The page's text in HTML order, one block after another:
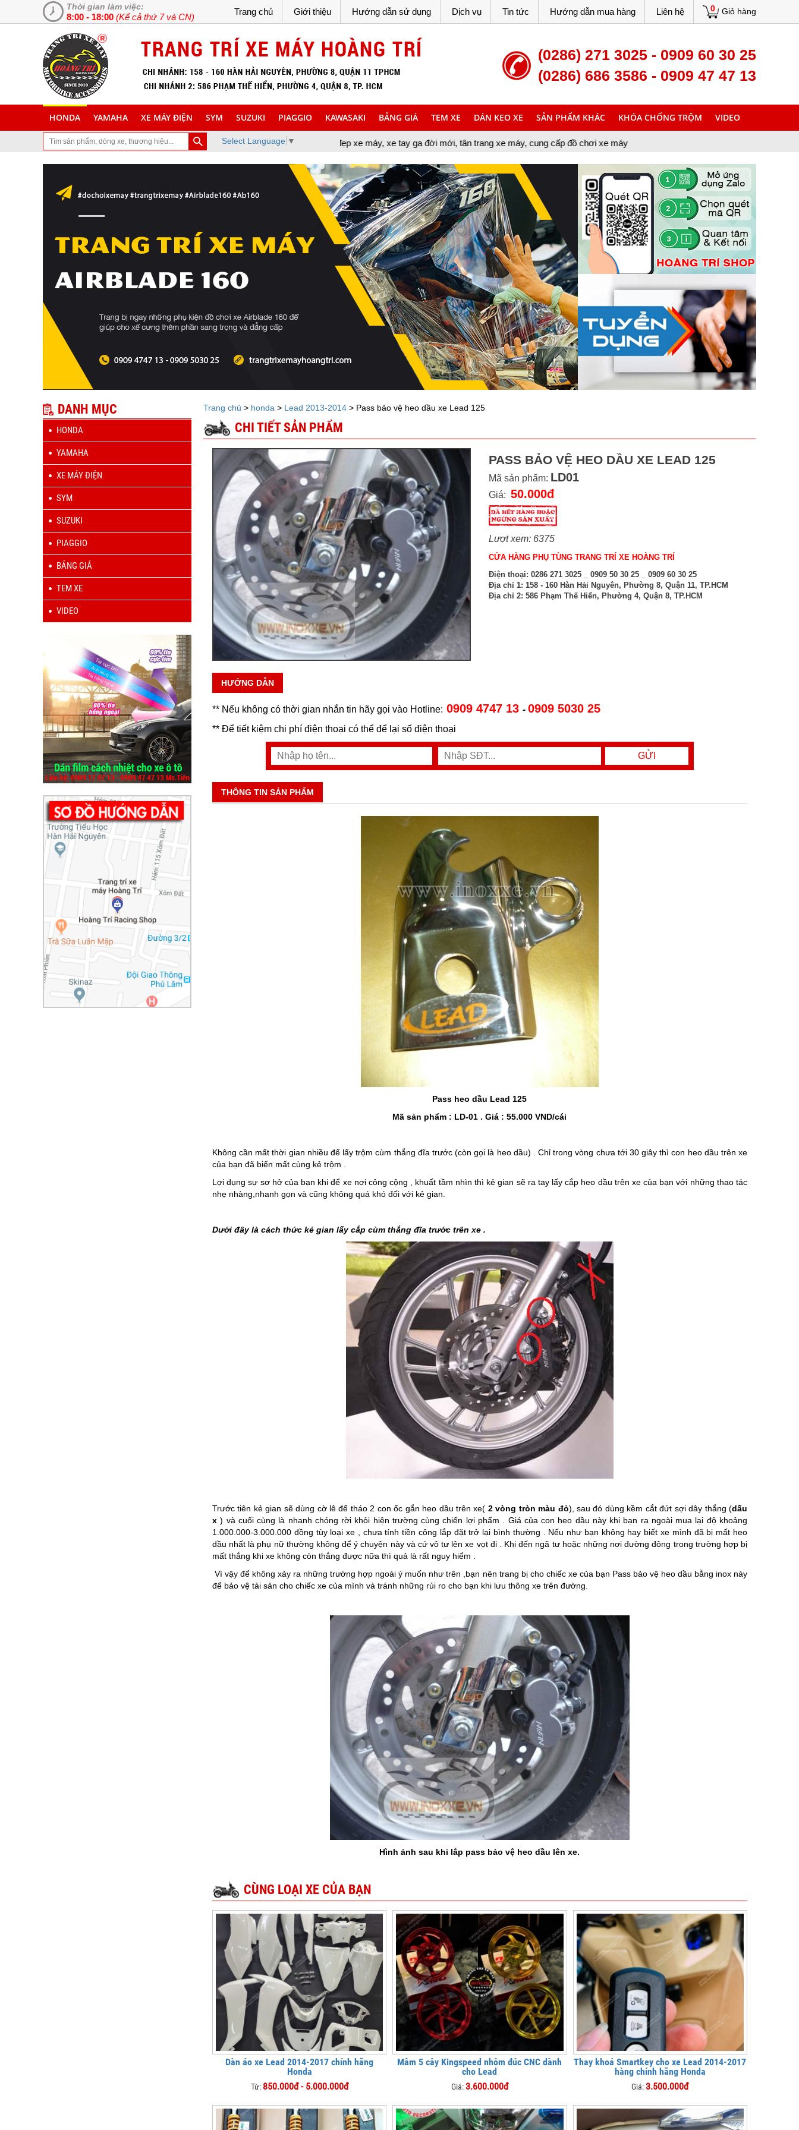
Thời gian làm việc:
8:00 - 18:00 (Kể cả thứ 7 và CN)
0 Giỏ hàng
Trang chủ Giới thiệu Hướng dẫn sử dụng Dịch vụ Tin tức Hướng dẫn mua hàng Liên hệ
(0286) 271 3025 - 0909 60 30 25
(0286) 686 3586 - 0909 47 47 13
HONDA YAMAHA XE MÁY ĐIỆN SYM SUZUKI PIAGGIO KAWASAKI BẢNG GIÁ TEM XE DÁN KEO XE SẢN PHẨM KHÁC KHÓA CHỐNG TRỘM VIDEO
Select Language ▼
trang Web chuyên cung cấp và lắp đặt phụ tùng inox trang trí làm đẹp xe máy, xe tay ga đời mới, tân trang xe máy, cung cấp đồ chơi xe máy
DANH MỤC
HONDA
YAMAHA
XE MÁY ĐIỆN
SYM
SUZUKI
PIAGGIO
BẢNG GIÁ
TEM XE
VIDEO
Trang chủ > honda > Lead 2013-2014> Pass bảo vệ heo dầu xe Lead 125
CHI TIẾT SẢN PHẨM
PASS BẢO VỆ HEO DẦU XE LEAD 125
Mã sản phẩm: LD01
Giá: 50.000đ
Lượt xem: 6375
CỬA HÀNG PHỤ TÙNG TRANG TRÍ XE HOÀNG TRÍ
Điện thoại: 0286 271 3025 _ 0909 50 30 25 _ 0909 60 30 25
Địa chỉ 1: 158 - 160 Hàn Hải Nguyên, Phường 8, Quận 11, TP.HCM
Địa chỉ 2: 586 Phạm Thế Hiển, Phường 4, Quận 8, TP.HCM
HƯỚNG DẪN
** Nếu không có thời gian nhắn tin hãy gọi vào Hotline: 0909 4747 13 - 0909 5030 25
** Để tiết kiệm chi phí điện thoại có thể để lại số điện thoại
THÔNG TIN SẢN PHẨM
Pass heo dầu Lead 125
Mã sản phẩm : LD-01 . Giá : 55.000 VND/cái
Không cần mất thời gian nhiều để lấy trộm cùm thắng đĩa trước (còn gọi là heo dầu) . Chỉ trong vòng chưa tới 30 giây thì con heo dầu trên xe
của bạn đã biến mất cùng kẻ trộm .
Lợi dụng sự sơ hở của bạn khi để xe nơi công cộng , khuất tầm nhìn thì kẻ gian sẽ ra tay lấy cắp heo dầu trên xe của bạn với những thao tác
nhẹ nhàng,nhanh gọn và cũng không quá khó đối với kẻ gian.
Dưới đây là cách thức kẻ gian lấy cắp cùm thắng đĩa trước trên xe .
Trước tiên kẻ gian sẽ dùng cờ lê để tháo 2 con ốc gắn heo dầu trên xe( 2 vòng tròn màu đỏ), sau đó dùng kềm cắt đứt sợi dây thắng (dấu
x) và cuối cùng là nhanh chóng rời khỏi hiện trường cùng chiến lợi phẩm . Giá của con heo dầu này khi bạn ra ngoài mua lại độ khoảng
1.000.000-3.000.000 đồng tùy loại xe , chưa tính tiền công lắp đặt trở lại bình thường . Nếu như bạn không hay biết xe mình đã bị mất heo
dầu nhất là phụ nữ thường không để ý chuyện này và cứ vô tư lên xe vọt đi . Khi đến ngã tư hoặc những nơi đường đông trong trường hợp bị
mất thắng khi xe không còn thắng được nữa thì quả là rất nguy hiểm .
Vì vậy để không xảy ra những trường hợp ngoài ý muốn như trên ,bạn nên trang bị cho chiếc xe của bạn Pass bảo vệ heo dầu bằng inox này
để bảo vệ tài sản cho chiếc xe của mình và tránh những rủi ro cho bạn khi lưu thông xe trên đường.
Hình ảnh sau khi lắp pass bảo vệ heo dầu lên xe.
CÙNG LOẠI XE CỦA BẠN
Dàn áo xe Lead 2014-2017 chính hãng
Honda
Từ: 850.000đ - 5.000.000đ
Mâm 5 cây Kingspeed nhôm đúc CNC dành
cho Lead
Giá:3.600.000đ
Thay khoá Smartkey cho xe Lead 2014-2017
hàng chính hãng Honda
Giá:3.500.000đ